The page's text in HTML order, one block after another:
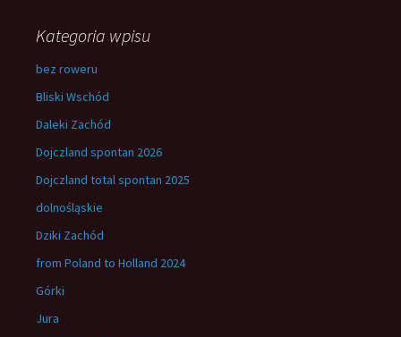
Kategoria wpisu
bez roweru
Bliski Wschód
Daleki Zachód
Dojczland spontan 2026
Dojczland total spontan 2025
dolnośląskie
Dziki Zachód
from Poland to Holland 2024
Górki
Jura